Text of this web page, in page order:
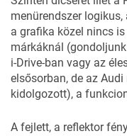
menürendszer
a grafika közel nincs
márkáknál
i-Drive-ban vagy az
elsősorban, de az
kidolgozott), a
A fejlett, a reflektor